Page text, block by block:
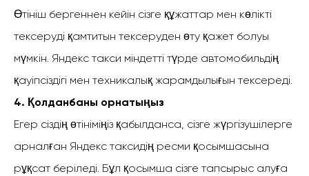
Өтініш бергеннен кейін сізге құжаттар мен көлікті
тексеруді қамтитын тексеруден өту қажет болуы
мүмкін. Яндекс такси міндетті түрде автомобильдің
қауіпсіздігі мен техникалық жарамдылығын тексереді.
4. Қолданбаны орнатыңыз
Егер сіздің өтініміңіз қабылданса, сізге жүргізушілерге
арналған Яндекс таксидің ресми қосымшасына
рұқсат беріледі. Бұл қосымша сізге тапсырыс алуға